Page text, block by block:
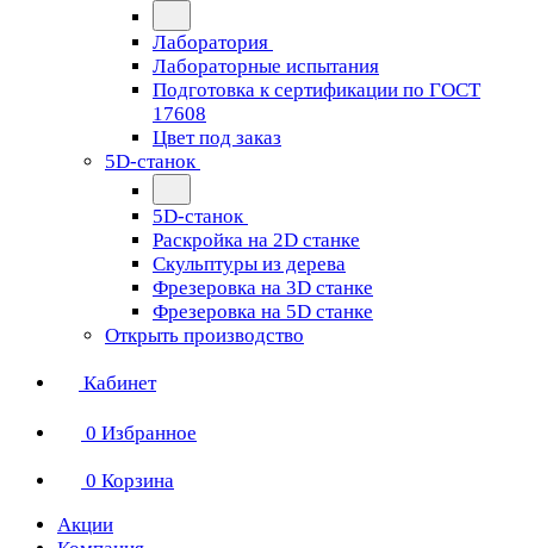
Лаборатория
Лабораторные испытания
Подготовка к сертификации по ГОСТ
17608
Цвет под заказ
5D-станок
5D-станок
Раскройка на 2D станке
Скульптуры из дерева
Фрезеровка на 3D станке
Фрезеровка на 5D станке
Открыть производство
Кабинет
0 Избранное
0 Корзина
Акции